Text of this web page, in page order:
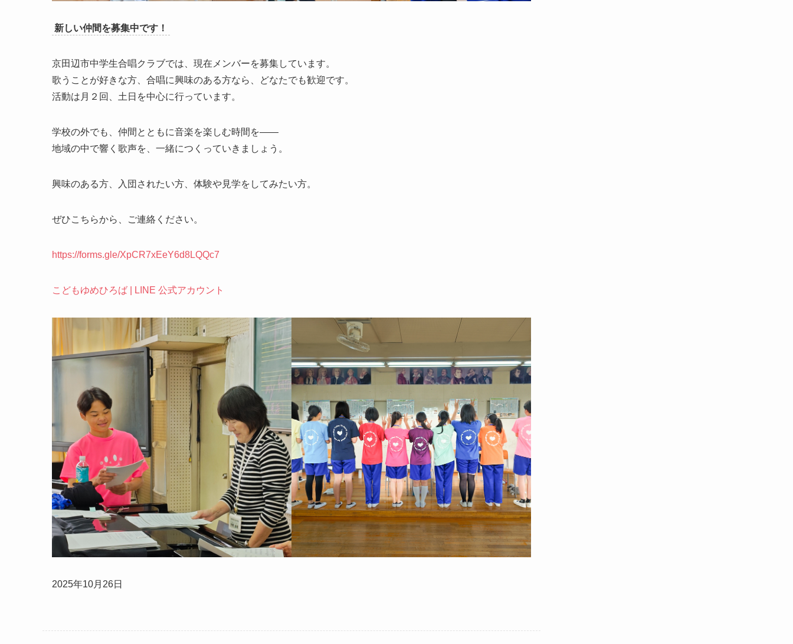
新しい仲間を募集中です！
京田辺市中学生合唱クラブでは、現在メンバーを募集しています。
歌うことが好きな方、合唱に興味のある方なら、どなたでも歓迎です。
活動は月２回、土日を中心に行っています。
学校の外でも、仲間とともに音楽を楽しむ時間を――
地域の中で響く歌声を、一緒につくっていきましょう。
興味のある方、入団されたい方、体験や見学をしてみたい方。
ぜひこちらから、ご連絡ください。
https://forms.gle/XpCR7xEeY6d8LQQc7
こどもゆめひろば | LINE 公式アカウント
2025年10月26日